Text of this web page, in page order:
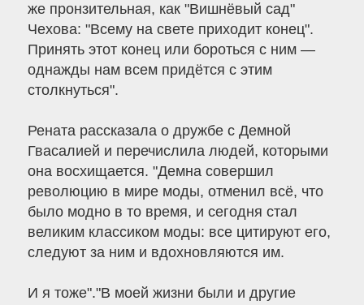
же пронзительная, как "Вишнёвый сад"
Чехова: "Всему на свете приходит конец".
Принять этот конец или бороться с ним —
однажды нам всем придётся с этим
столкнуться".
Рената рассказала о дружбе с Демной
Гвасалией и перечислила людей, которыми
она восхищается. "Демна совершил
революцию в мире моды, отменил всё, что
было модно в то время, и сегодня стал
великим классиком моды: все цитируют его,
следуют за ним и вдохновляются им.
И я тоже"."В моей жизни были и другие